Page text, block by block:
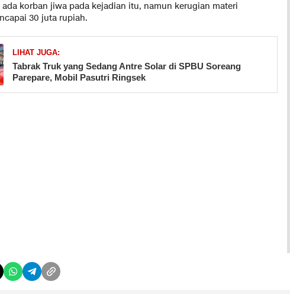
korban jiwa pada kejadian itu, namun kerugian materi
30 juta rupiah.
LIHAT JUGA:
Tabrak Truk yang Sedang Antre Solar di SPBU Soreang
Parepare, Mobil Pasutri Ringsek